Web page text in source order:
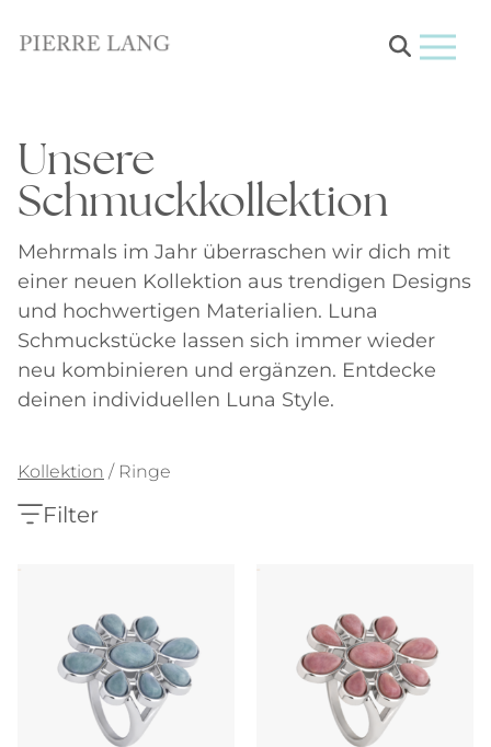
Menu
Unsere
Schmuckkollektion
Mehrmals im Jahr überraschen wir dich mit
einer neuen Kollektion aus trendigen Designs
und hochwertigen Materialien. Luna
Schmuckstücke lassen sich immer wieder
neu kombinieren und ergänzen. Entdecke
deinen individuellen Luna Style.
Kollektion / Ringe
Filter